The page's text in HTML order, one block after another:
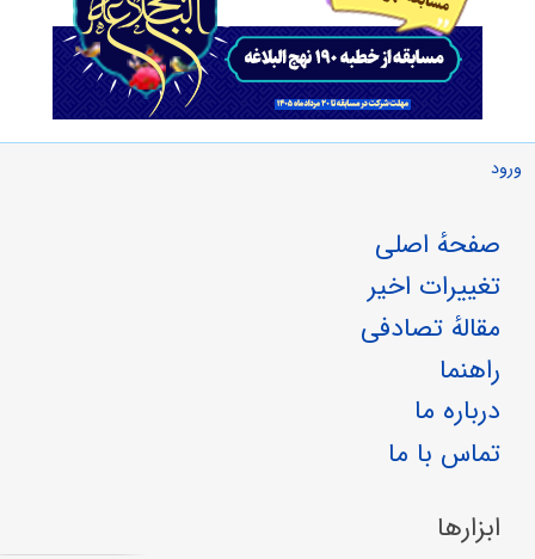
ورود
صفحهٔ اصلی
تغییرات اخیر
مقالهٔ تصادفی
راهنما
درباره ما
تماس با ما
ابزارها